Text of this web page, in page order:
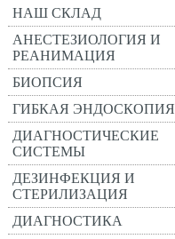
НАШ СКЛАД
АНЕСТЕЗИОЛОГИЯ И
РЕАНИМАЦИЯ
БИОПСИЯ
ГИБКАЯ ЭНДОСКОПИЯ
ДИАГНОСТИЧЕСКИЕ
СИСТЕМЫ
ДЕЗИНФЕКЦИЯ И
СТЕРИЛИЗАЦИЯ
ДИАГНОСТИКА